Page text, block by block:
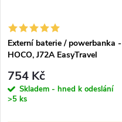
Externí baterie / powerbanka -
HOCO, J72A EasyTravel
754 Kč
Skladem - hned k odeslání
>5 ks